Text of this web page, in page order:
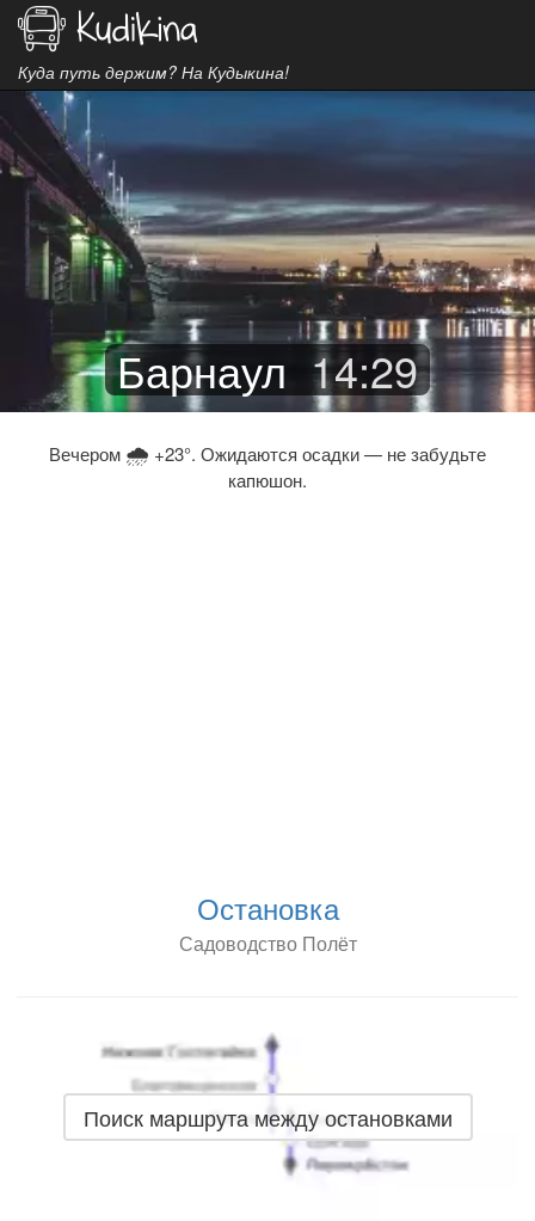
Куда путь держим? На Кудыкина!
Барнаул 14:29
Вечером 🌧 +23°. Ожидаются осадки — не забудьте
капюшон.
Остановка
Садоводство Полёт
Поиск маршрута между остановками